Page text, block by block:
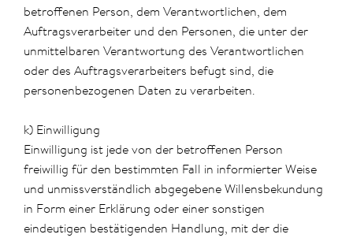
betroffenen Person, dem Verantwortlichen, dem
Auftragsverarbeiter und den Personen, die unter der
unmittelbaren Verantwortung des Verantwortlichen
oder des Auftragsverarbeiters befugt sind, die
personenbezogenen Daten zu verarbeiten.
k) Einwilligung
Einwilligung ist jede von der betroffenen Person
freiwillig für den bestimmten Fall in informierter Weise
und unmissverständlich abgegebene Willensbekundung
in Form einer Erklärung oder einer sonstigen
eindeutigen bestätigenden Handlung, mit der die